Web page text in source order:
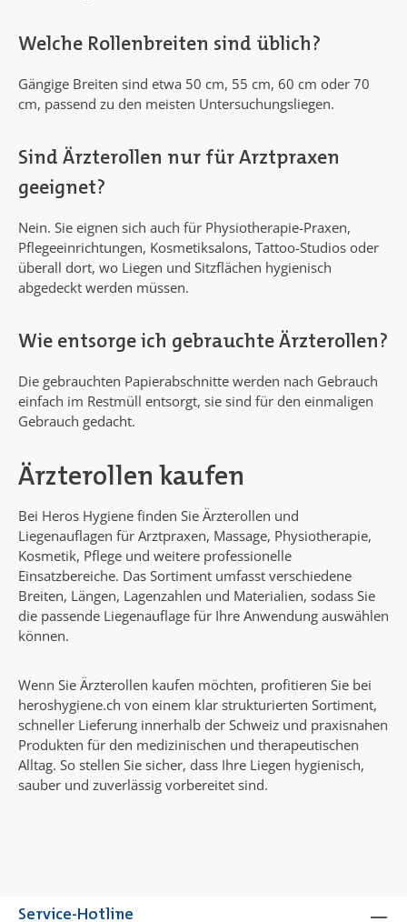
Welche Rollenbreiten sind üblich?
Gängige Breiten sind etwa 50 cm, 55 cm, 60 cm oder 70
cm, passend zu den meisten Untersuchungsliegen.
Sind Ärzterollen nur für Arztpraxen
geeignet?
Nein. Sie eignen sich auch für Physiotherapie-Praxen,
Pflegeeinrichtungen, Kosmetiksalons, Tattoo-Studios oder
überall dort, wo Liegen und Sitzflächen hygienisch
abgedeckt werden müssen.
Wie entsorge ich gebrauchte Ärzterollen?
Die gebrauchten Papierabschnitte werden nach Gebrauch
einfach im Restmüll entsorgt, sie sind für den einmaligen
Gebrauch gedacht.
Ärzterollen kaufen
Bei Heros Hygiene finden Sie Ärzterollen und
Liegenauflagen für Arztpraxen, Massage, Physiotherapie,
Kosmetik, Pflege und weitere professionelle
Einsatzbereiche. Das Sortiment umfasst verschiedene
Breiten, Längen, Lagenzahlen und Materialien, sodass Sie
die passende Liegenauflage für Ihre Anwendung auswählen
können.
Wenn Sie Ärzterollen kaufen möchten, profitieren Sie bei
heroshygiene.ch von einem klar strukturierten Sortiment,
schneller Lieferung innerhalb der Schweiz und praxisnahen
Produkten für den medizinischen und therapeutischen
Alltag. So stellen Sie sicher, dass Ihre Liegen hygienisch,
sauber und zuverlässig vorbereitet sind.
Service-Hotline